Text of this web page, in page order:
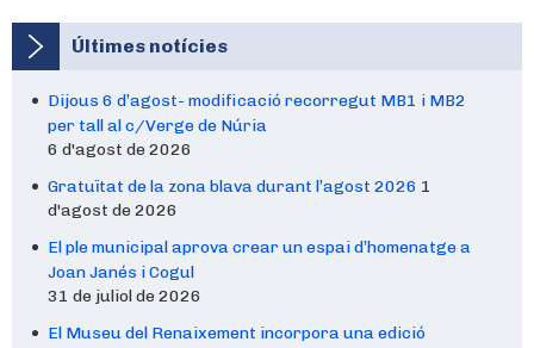
Últimes notícies
Dijous 6 d’agost- modificació recorregut MB1 i MB2
per tall al c/Verge de Núria
6 d'agost de 2026
Gratuïtat de la zona blava durant l’agost 2026 1
d'agost de 2026
El ple municipal aprova crear un espai d’homenatge a
Joan Janés i Cogul
31 de juliol de 2026
El Museu del Renaixement incorpora una edició